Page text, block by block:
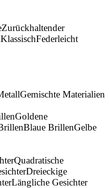
Zurückhaltender
KlassischFederleicht
Gemischte Materialien
Goldene
Blaue BrillenGelbe
Quadratische
Dreieckige
Längliche Gesichter